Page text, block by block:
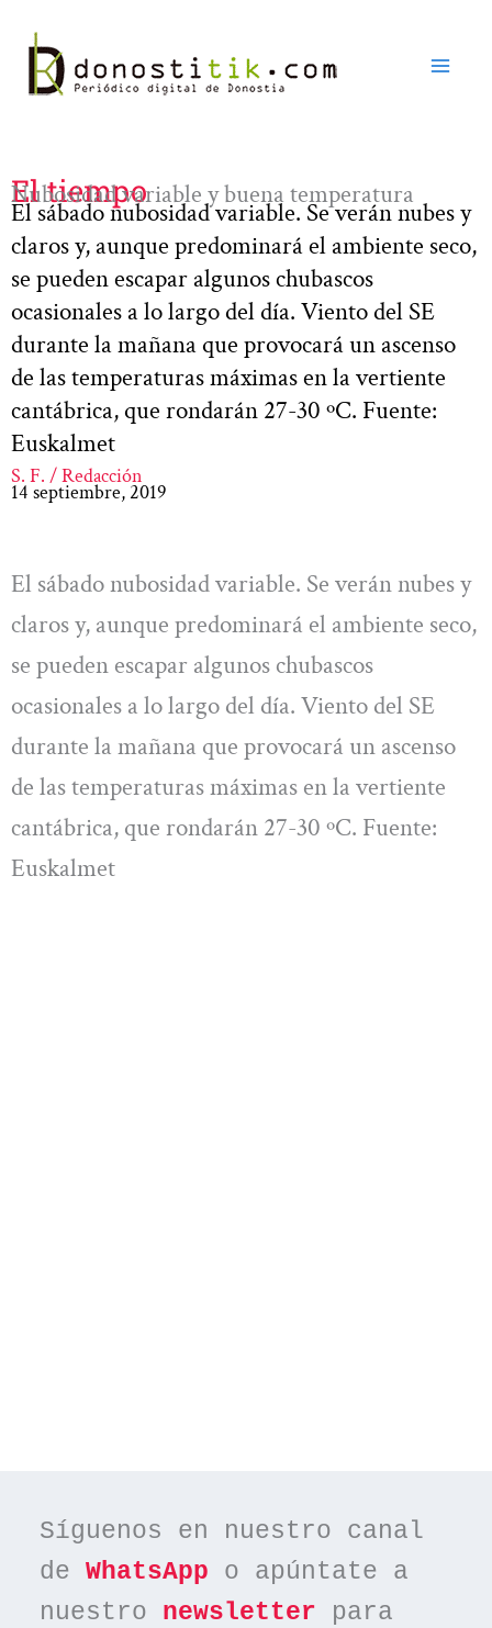
contenido
El tiempo
Nubosidad variable y buena temperatura
El sábado nubosidad variable. Se verán nubes y
claros y, aunque predominará el ambiente seco,
se pueden escapar algunos chubascos
ocasionales a lo largo del día. Viento del SE
durante la mañana que provocará un ascenso
de las temperaturas máximas en la vertiente
cantábrica, que rondarán 27-30 ºC. Fuente:
Euskalmet
S. F. / Redacción
14 septiembre, 2019
El sábado nubosidad variable. Se verán nubes y
claros y, aunque predominará el ambiente seco,
se pueden escapar algunos chubascos
ocasionales a lo largo del día. Viento del SE
durante la mañana que provocará un ascenso
de las temperaturas máximas en la vertiente
cantábrica, que rondarán 27-30 ºC. Fuente:
Euskalmet
Síguenos en nuestro canal
de WhatsApp o apúntate a
nuestro newsletter para